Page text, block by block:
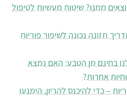
ממנו? שיטות מעשיות לטיפול
תזונה נכונה לשיפור פוריות
בחינם מן הטבע: האם נמצא
אחרות?
– כדי להיכנס להריון, הימנעו